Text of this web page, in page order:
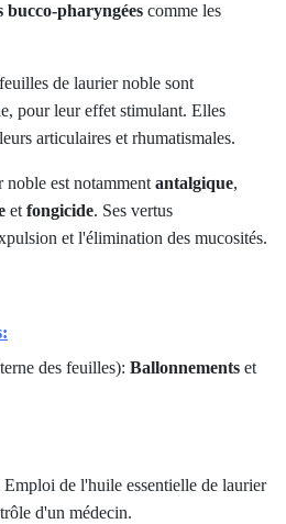
bucco-pharyngées comme les
de laurier noble sont
, pour leur effet stimulant. Elles
articulaires et rhumatismales.
est notamment antalgique,
et fongicide. Ses vertus
et l'élimination des mucosités.
des feuilles): Ballonnements et
Emploi de l'huile essentielle de laurier
d'un médecin.